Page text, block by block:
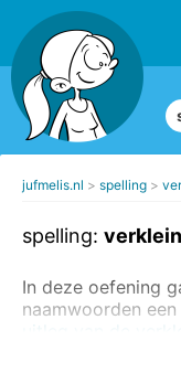
jufmelis.nl spelling
spelling:
In deze oefening
naamwoorden